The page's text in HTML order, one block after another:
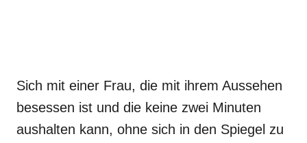
Sich mit einer Frau, die mit ihrem Aussehen
besessen ist und die keine zwei Minuten
aushalten kann, ohne sich in den Spiegel zu